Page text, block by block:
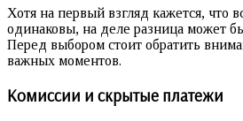
Хотя на первый взгляд кажется, что
одинаковы, на деле разница может
Перед выбором стоит обратить
важных моментов.
Комиссии и скрытые платежи